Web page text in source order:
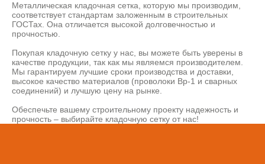
Металлическая кладочная сетка, которую мы производим,
соответствует стандартам заложенным в строительных
ГОСТах. Она отличается высокой долговечностью и
прочностью.
Покупая кладочную сетку у нас, вы можете быть уверены в
качестве продукции, так как мы являемся производителем.
Мы гарантируем лучшие сроки производства и доставки,
высокое качество материалов (проволоки Вр-1 и сварных
соединений) и лучшую цену на рынке.
Обеспечьте вашему строительному проекту надежность и
прочность – выбирайте кладочную сетку от нас!